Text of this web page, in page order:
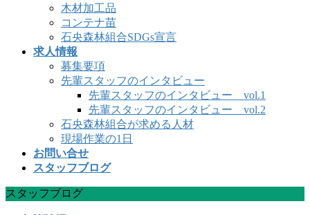
木材加工品
コンテナ苗
石央森林組合SDGs宣言
求人情報
募集要項
先輩スタッフのインタビュー
先輩スタッフのインタビュー vol.1
先輩スタッフのインタビュー vol.2
石央森林組合が求める人材
現場作業の1日
お問い合せ
スタッフブログ
スタッフブログ